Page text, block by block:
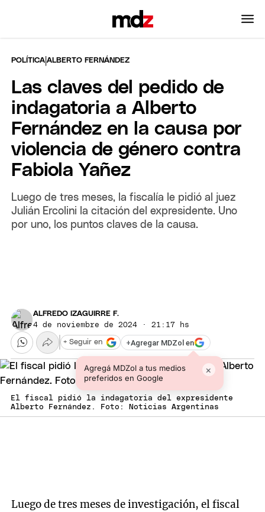
POLÍTICA |ALBERTO FERNÁNDEZ
Las claves del pedido de
indagatoria a Alberto
Fernández en la causa por
violencia de género contra
Fabiola Yañez
Luego de tres meses, la fiscalía le pidió al juez
Julián Ercolini la citación del expresidente. Uno
por uno, los puntos claves de la causa.
ALFREDO IZAGUIRRE F.
4 de noviembre de 2024 · 21:17 hs
+Agregar MDZol en
Agregá MDZol a tus medios
preferidos en Google
×
+ Seguir en
El fiscal pidió la indagatoria del expresidente
Alberto Fernández. Foto: Noticias Argentinas
Luego de tres meses de investigación, el fiscal